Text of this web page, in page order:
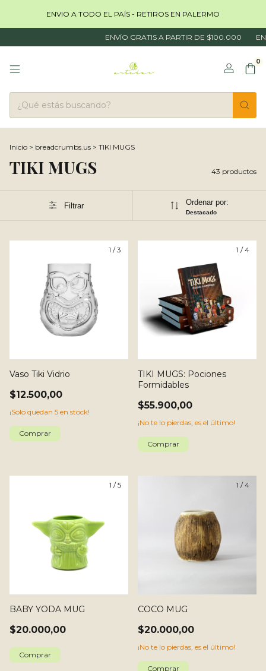
ENVIO A TODO EL PAÍS - RETIROS EN PALERMO
ENVÍO GRATIS A PARTIR DE $100.000 ENVÍO
0
Inicio > breadcrumbs.us > TIKI MUGS
TIKI MUGS 43 productos
Filtrar Ordenar por:
Destacado
1 /3
Vaso Tiki Vidrio
$12.500,00
¡Solo quedan 5 en stock!
1 /4
TIKI MUGS: Pociones
Formidables
$55.900,00
¡No te lo pierdas, es el último!
1 /5
BABY YODA MUG
$20.000,00
1 /4
COCO MUG
$20.000,00
¡No te lo pierdas, es el último!